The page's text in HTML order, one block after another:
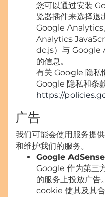
您可以通过安装
览器插件来选择退
Google Analytics
Analytics
dc.js）与 Google
的信息。
有关 Google 隐私
Google 隐私和条
https://
广告
我们可能会使用服务提
和维护我们的服务。
Google
Google 作为第三
的服务上投放广
cookie 使其及其